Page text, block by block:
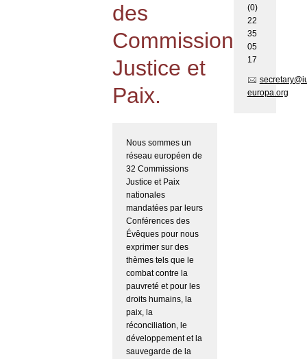
des
Commissions
Justice et
Paix.
Nous sommes un
réseau européen de
32 Commissions
Justice et Paix
nationales
mandatées par leurs
Conférences des
Évêques pour nous
exprimer sur des
thèmes tels que le
combat contre la
pauvreté et pour les
droits humains, la
paix, la
réconciliation, le
développement et la
sauvegarde de la
(0)
22
35
05
17
europa.org